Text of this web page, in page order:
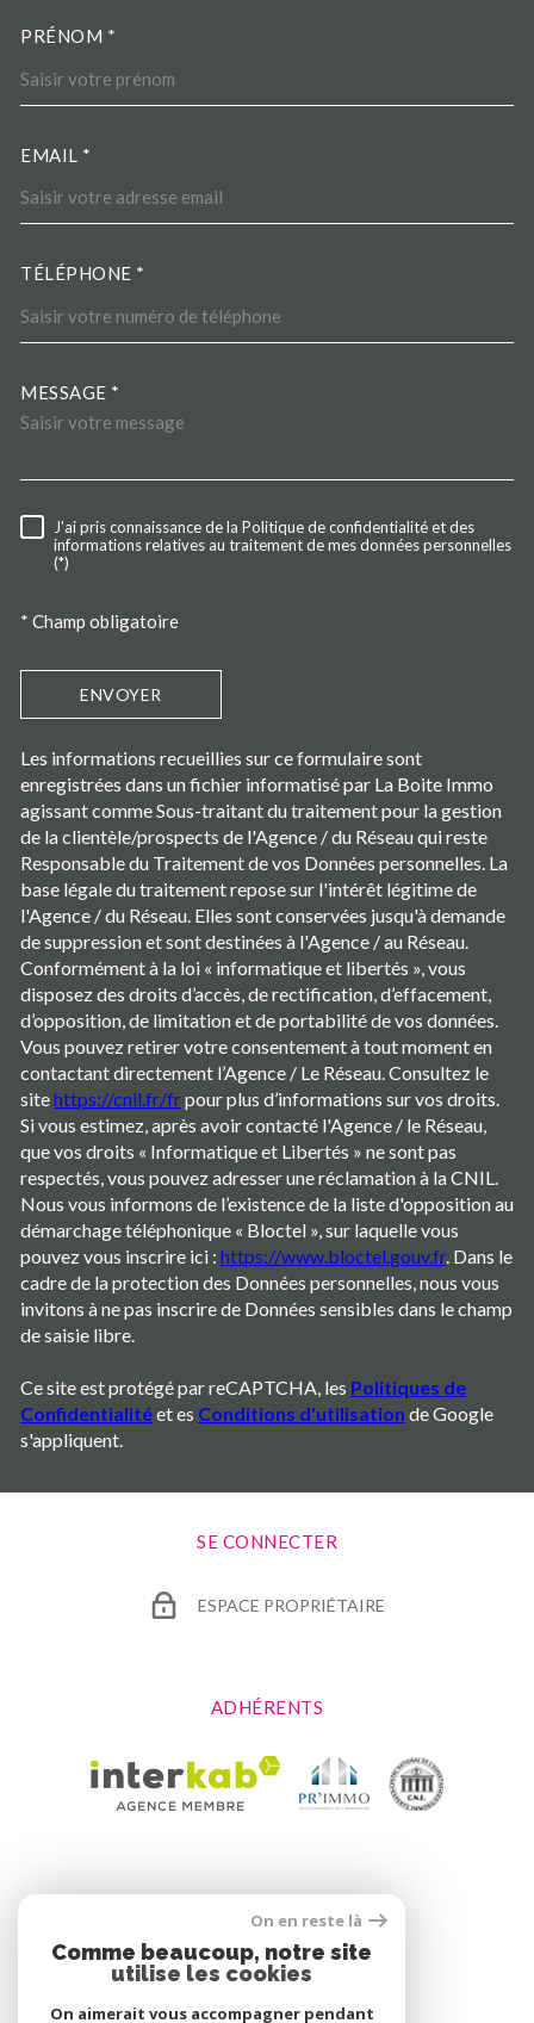
PRÉNOM *
EMAIL *
TÉLÉPHONE *
MESSAGE *
RÈGLEMENTATION
J'ai pris connaissance de la Politique de confidentialité et des
informations relatives au traitement de mes données personnelles
(*)
* Champ obligatoire
ENVOYER
Les informations recueillies sur ce formulaire sont
enregistrées dans un fichier informatisé par La Boite Immo
agissant comme Sous-traitant du traitement pour la gestion
de la clientèle/prospects de l'Agence / du Réseau qui reste
Responsable du Traitement de vos Données personnelles. La
base légale du traitement repose sur l'intérêt légitime de
l'Agence / du Réseau. Elles sont conservées jusqu'à demande
de suppression et sont destinées à l'Agence / au Réseau.
Conformément à la loi « informatique et libertés », vous
disposez des droits d’accès, de rectification, d’effacement,
d’opposition, de limitation et de portabilité de vos données.
Vous pouvez retirer votre consentement à tout moment en
contactant directement l’Agence / Le Réseau. Consultez le
sitehttps://cnil.fr/frpour plus d’informations sur vos droits.
Si vous estimez, après avoir contacté l'Agence / le Réseau,
que vos droits « Informatique et Libertés » ne sont pas
respectés, vous pouvez adresser une réclamation à la CNIL.
Nous vous informons de l’existence de la liste d'opposition au
démarchage téléphonique « Bloctel », sur laquelle vous
pouvez vous inscrire ici : https://www.bloctel.gouv.fr. Dans le
cadre de la protection des Données personnelles, nous vous
invitons à ne pas inscrire de Données sensibles dans le champ
de saisie libre.
Ce site est protégé par reCAPTCHA, les Politiques de
Confidentialitéet es Conditions d'utilisation de Google
s'appliquent.
SE CONNECTER
ESPACE PROPRIÉTAIRE
ADHÉRENTS
On en reste là
Comme beaucoup, notre site
utilise les cookies
On aimerait vous accompagner pendant